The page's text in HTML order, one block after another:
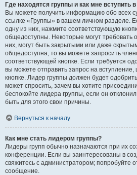
Где находятся группы и как мне вступить
Вы можете получить информацию обо всех
ссылке «Группы» в вашем личном разделе.
одну из них, нажмите соответствующую
общедоступны. Некоторые могут требовать
них, могут быть закрытыми или даже
общедоступна, то вы можете запросить
соответствующей кнопке. Если требуется
вы можете отправить запрос на
кнопке. Лидер группы должен будет
может спросить, зачем вы хотите
беспокойте лидера группы, если он
быть для этого свои причины.
Вернуться к началу
Как мне стать лидером группы?
Лидеры групп обычно назначаются при их
конференции. Если вы заинтересованы в
свяжитесь с администратором; попробуйте
сообщение.